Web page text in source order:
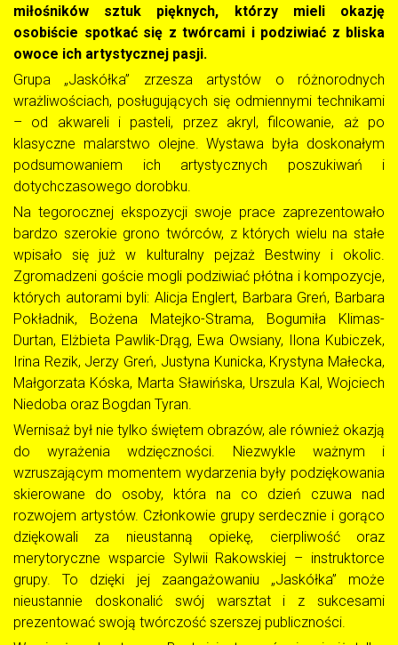
miłośników sztuk pięknych, którzy mieli okazję
osobiście spotkać się z twórcami i podziwiać z bliska
owoce ich artystycznej pasji.
Grupa „Jaskółka” zrzesza artystów o różnorodnych
wrażliwościach, posługujących się odmiennymi technikami
– od akwareli i pasteli, przez akryl, filcowanie, aż po
klasyczne malarstwo olejne. Wystawa była doskonałym
podsumowaniem ich artystycznych poszukiwań i
dotychczasowego dorobku.
Na tegorocznej ekspozycji swoje prace zaprezentowało
bardzo szerokie grono twórców, z których wielu na stałe
wpisało się już w kulturalny pejzaż Bestwiny i okolic.
Zgromadzeni goście mogli podziwiać płótna i kompozycje,
których autorami byli: Alicja Englert, Barbara Greń, Barbara
Pokładnik, Bożena Matejko-Strama, Bogumiła Klimas-
Durtan, Elżbieta Pawlik-Drąg, Ewa Owsiany, Ilona Kubiczek,
Irina Rezik, Jerzy Greń, Justyna Kunicka, Krystyna Małecka,
Małgorzata Kóska, Marta Sławińska, Urszula Kal, Wojciech
Niedoba oraz Bogdan Tyran.
Wernisaż był nie tylko świętem obrazów, ale również okazją
do wyrażenia wdzięczności. Niezwykle ważnym i
wzruszającym momentem wydarzenia były podziękowania
skierowane do osoby, która na co dzień czuwa nad
rozwojem artystów. Członkowie grupy serdecznie i gorąco
dziękowali za nieustanną opiekę, cierpliwość oraz
merytoryczne wsparcie Sylwii Rakowskiej – instruktorce
grupy. To dzięki jej zaangażowaniu „Jaskółka” może
nieustannie doskonalić swój warsztat i z sukcesami
prezentować swoją twórczość szerszej publiczności.